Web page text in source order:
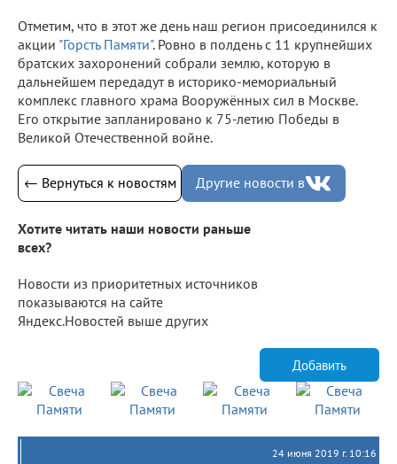
Отметим, что в этот же день наш регион присоединился к
акции "Горсть Памяти". Ровно в полдень с 11 крупнейших
братских захоронений собрали землю, которую в
дальнейшем передадут в историко-мемориальный
комплекс главного храма Вооружённых сил в Москве.
Его открытие запланировано к 75-летию Победы в
Великой Отечественной войне.
← Вернуться к новостям Другие новости в
Хотите читать наши новости раньше
всех?
Новости из приоритетных источников
показываются на сайте
Яндекс.Новостей выше других
Добавить
24 июня 2019 г. 10:16